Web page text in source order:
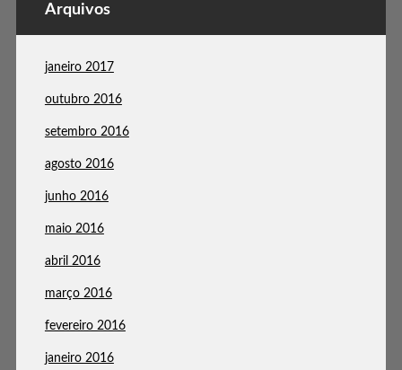
Arquivos
janeiro 2017
outubro 2016
setembro 2016
agosto 2016
junho 2016
maio 2016
abril 2016
março 2016
fevereiro 2016
janeiro 2016